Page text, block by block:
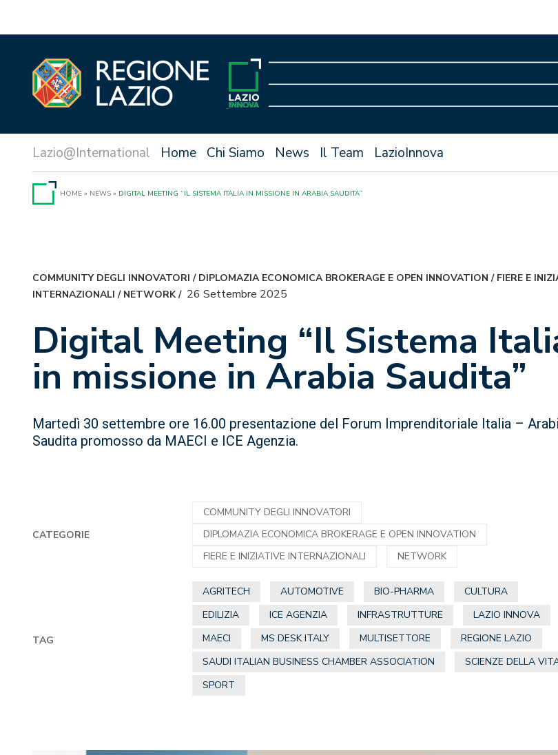
Home Chi Siamo News Il Team LazioInnova
HOME » NEWS » DIGITAL MEETING “IL SISTEMA ITALIA IN MISSIONE IN ARABIA SAUDITA”
COMMUNITY DEGLI INNOVATORI / DIPLOMAZIA ECONOMICA BROKERAGE E OPEN INNOVATION / FIERE E
INTERNAZIONALI / NETWORK/ 26 Settembre 2025
Digital Meeting “Il Sistema
in missione in Arabia Saudita”
Martedì 30 settembre ore 16.00 presentazione del Forum Imprenditoriale Italia –
Saudita promosso da MAECI e ICE Agenzia.
CATEGORIE
COMMUNITY DEGLI INNOVATORI
DIPLOMAZIA ECONOMICA BROKERAGE E OPEN INNOVATION
FIERE E INIZIATIVE INTERNAZIONALI
NETWORK
TAG
AGRITECH AUTOMOTIVE BIO-PHARMA
CULTURA
EDILIZIA
ICE AGENZIA INFRASTRUTTURE
LAZIO INNOVA
MAECI
MS DESK ITALY MULTISETTORE
REGIONE LAZIO
SAUDI ITALIAN BUSINESS CHAMBER ASSOCIATION
SCIENZE DELLA
SPORT